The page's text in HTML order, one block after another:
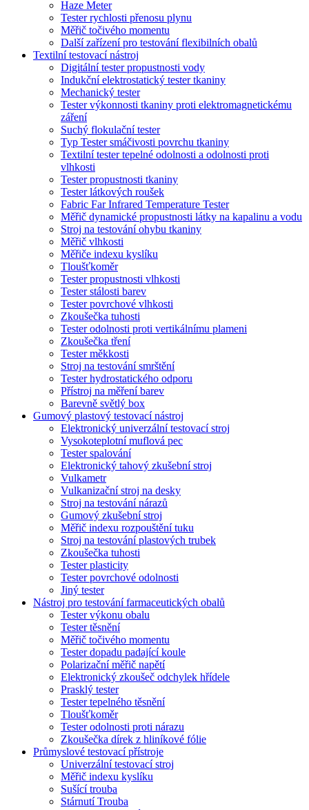
Haze Meter
Tester rychlosti přenosu plynu
Měřič točivého momentu
Další zařízení pro testování flexibilních obalů
Textilní testovací nástroj
Digitální tester propustnosti vody
Indukční elektrostatický tester tkaniny
Mechanický tester
Tester výkonnosti tkaniny proti elektromagnetickému
záření
Suchý flokulační tester
Typ Tester smáčivosti povrchu tkaniny
Textilní tester tepelné odolnosti a odolnosti proti
vlhkosti
Tester propustnosti tkaniny
Tester látkových roušek
Fabric Far Infrared Temperature Tester
Měřič dynamické propustnosti látky na kapalinu a vodu
Stroj na testování ohybu tkaniny
Měřič vlhkosti
Měřiče indexu kyslíku
Tloušťkoměr
Tester propustnosti vlhkosti
Tester stálosti barev
Tester povrchové vlhkosti
Zkoušečka tuhosti
Tester odolnosti proti vertikálnímu plameni
Zkoušečka tření
Tester měkkosti
Stroj na testování smrštění
Tester hydrostatického odporu
Přístroj na měření barev
Barevně světlý box
Gumový plastový testovací nástroj
Elektronický univerzální testovací stroj
Vysokoteplotní muflová pec
Tester spalování
Elektronický tahový zkušební stroj
Vulkametr
Vulkanizační stroj na desky
Stroj na testování nárazů
Gumový zkušební stroj
Měřič indexu rozpouštění tuku
Stroj na testování plastových trubek
Zkoušečka tuhosti
Tester plasticity
Tester povrchové odolnosti
Jiný tester
Nástroj pro testování farmaceutických obalů
Tester výkonu obalu
Tester těsnění
Měřič točivého momentu
Tester dopadu padající koule
Polarizační měřič napětí
Elektronický zkoušeč odchylek hřídele
Prasklý tester
Tester tepelného těsnění
Tloušťkoměr
Tester odolnosti proti nárazu
Zkoušečka dírek z hliníkové fólie
Průmyslové testovací přístroje
Univerzální testovací stroj
Měřič indexu kyslíku
Sušící trouba
Stárnutí Trouba